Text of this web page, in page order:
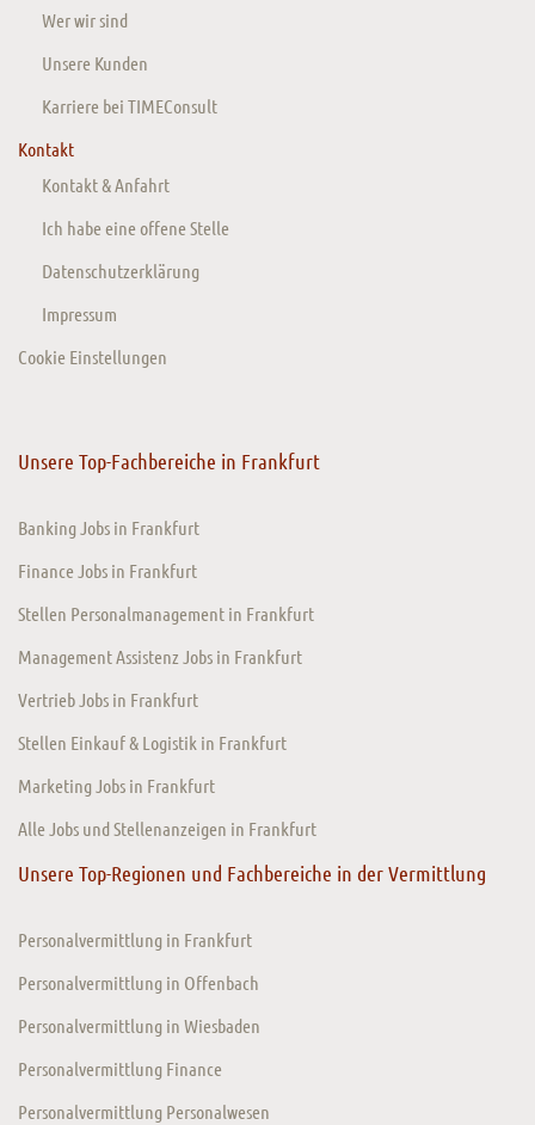
Wer wir sind
Unsere Kunden
Karriere bei TIMEConsult
Kontakt
Kontakt & Anfahrt
Ich habe eine offene Stelle
Datenschutzerklärung
Impressum
Cookie Einstellungen
Unsere Top-Fachbereiche in Frankfurt
Banking Jobs in Frankfurt
Finance Jobs in Frankfurt
Stellen Personalmanagement in Frankfurt
Management Assistenz Jobs in Frankfurt
Vertrieb Jobs in Frankfurt
Stellen Einkauf & Logistik in Frankfurt
Marketing Jobs in Frankfurt
Alle Jobs und Stellenanzeigen in Frankfurt
Unsere Top-Regionen und Fachbereiche in der Vermittlung
Personalvermittlung in Frankfurt
Personalvermittlung in Offenbach
Personalvermittlung in Wiesbaden
Personalvermittlung Finance
Personalvermittlung Personalwesen